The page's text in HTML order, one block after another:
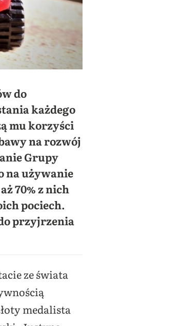
do
każdego
mu korzyści
na rozwój
Grupy
na używanie
70% z nich
pociech.
przyjrzenia
ze świata
medalista